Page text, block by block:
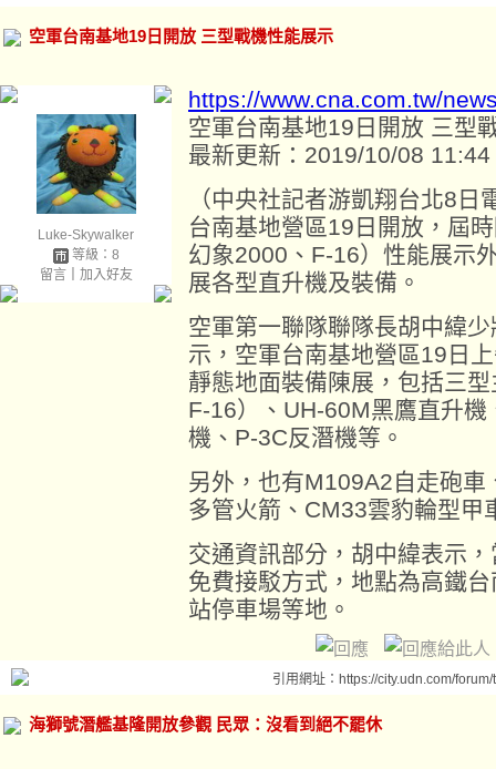
空軍台南基地19日開放 三型戰機性能展示
Luke-Skywalker
等級：8
留言｜ 加入好友
https://www.cna.com.tw/
空軍台南基地19日開放 三型
最新更新：2019/10/08 11:44
（中央社記者游凱翔台北8
台南基地營區19日開放，屆
幻象2000、F-16）性能展示
展各型直升機及裝備。
空軍第一聯隊聯隊長胡中緯
示，空軍台南基地營區19日
靜態地面裝備陳展，包括三
F-16）、UH-60M黑鷹直升
機、P-3C反潛機等。
另外，也有M109A2自走砲
多管火箭、CM33雲豹輪型甲
交通資訊部分，胡中緯表示
免費接駁方式，地點為高鐵
站停車場等地。
引用網址：https://city.udn.com/
海獅號潛艦基隆開放參觀 民眾：沒看到絕不罷休